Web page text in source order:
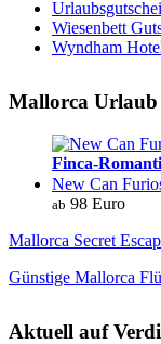
Wiesenbett
Wyndham
Mallorca Urlaub
Finca-
New Can
ab 98 Euro
Mallorca Secret
Günstige Mallorca
Aktuell auf